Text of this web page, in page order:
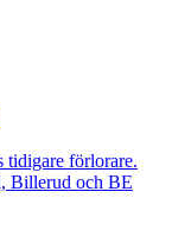
tidigare förlorare.
Billerud och BE